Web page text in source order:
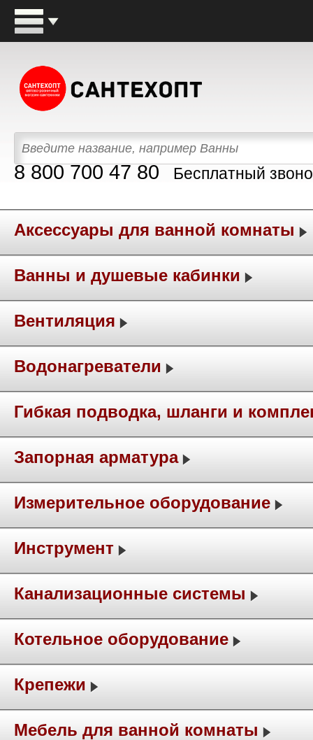
8 800 700 47 80 Бесплатный
Аксессуары для ванной комнаты
Ванны и душевые кабинки
Вентиляция
Водонагреватели
Гибкая подводка, шланги и
Запорная арматура
Измерительное оборудование
Инструмент
Канализационные системы
Котельное оборудование
Крепежи
Мебель для ванной комнаты